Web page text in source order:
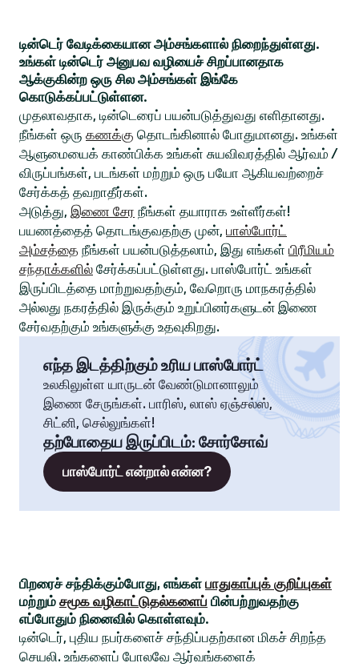
டின்டெர் வேடிக்கையான அம்சங்களால் நிறைந்துள்ளது.
உங்கள் டின்டெர் அனுபவ வழியைச் சிறப்பானதாக
ஆக்குகின்ற ஒரு சில அம்சங்கள் இங்கே
கொடுக்கப்பட்டுள்ளன.
முதலாவதாக, டின்டெரைப் பயன்படுத்துவது எளிதானது.
நீங்கள் ஒரு கணக்கு தொடங்கினால் போதுமானது. உங்கள்
ஆளுமையைக் காண்பிக்க உங்கள் சுயவிவரத்தில் ஆர்வம் /
விருப்பங்கள், படங்கள் மற்றும் ஒரு பயோ ஆகியவற்றைச்
சேர்க்கத் தவறாதீர்கள்.
அடுத்து, இணை சேர நீங்கள் தயாராக உள்ளீர்கள்!
பயணத்தைத் தொடங்குவதற்கு முன், பாஸ்போர்ட்
அம்சத்தை நீங்கள் பயன்படுத்தலாம், இது எங்கள் பிரீமியம்
சந்தாக்களில் சேர்க்கப்பட்டுள்ளது. பாஸ்போர்ட் உங்கள்
இருப்பிடத்தை மாற்றுவதற்கும், வேறொரு மாநகரத்தில்
அல்லது நகரத்தில் இருக்கும் உறுப்பினர்களுடன் இணை
சேர்வதற்கும் உங்களுக்கு உதவுகிறது.
எந்த இடத்திற்கும் உரிய பாஸ்போர்ட்
உலகிலுள்ள யாருடன் வேண்டுமானாலும்
இணை சேருங்கள். பாரிஸ், லாஸ் ஏஞ்சல்ஸ்,
சிட்னி, செல்லுங்கள்!
தற்போதைய இருப்பிடம்: சோர்சோவ்
பாஸ்போர்ட் என்றால் என்ன?
பிறரைச் சந்திக்கும்போது, எங்கள் பாதுகாப்புக் குறிப்புகள்
மற்றும் சமூக வழிகாட்டுதல்களைப் பின்பற்றுவதற்கு
எப்போதும் நினைவில் கொள்ளவும்.
டின்டெர், புதிய நபர்களைச் சந்திப்பதற்கான மிகச் சிறந்த
செயலி. உங்களைப் போலவே ஆர்வங்களைக்